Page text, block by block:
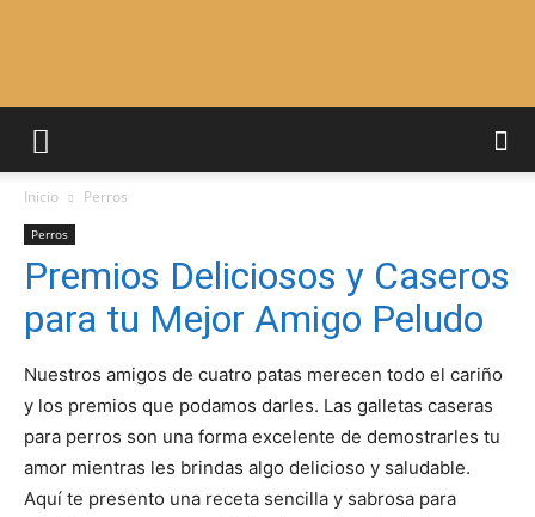
Adiestrar
–
Razas
Inicio Perros
Perros
Premios Deliciosos y Caseros
para tu Mejor Amigo Peludo
Nuestros amigos de cuatro patas merecen todo el cariño
y los premios que podamos darles. Las galletas caseras
para perros son una forma excelente de demostrarles tu
amor mientras les brindas algo delicioso y saludable.
Aquí te presento una receta sencilla y sabrosa para